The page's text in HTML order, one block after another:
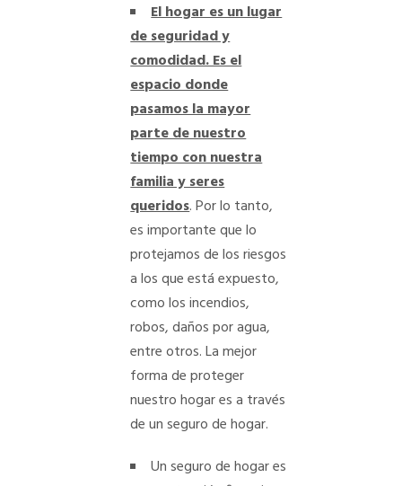
ENTRA EN TU CUENTA
El hogar es un lugar
de seguridad y
comodidad. Es el
espacio donde
pasamos la mayor
parte de nuestro
tiempo con nuestra
familia y seres
queridos. Por lo tanto,
es importante que lo
protejamos de los riesgos
a los que está expuesto,
como los incendios,
robos, daños por agua,
entre otros. La mejor
forma de proteger
nuestro hogar es a través
de un seguro de hogar.
Un seguro de hogar es